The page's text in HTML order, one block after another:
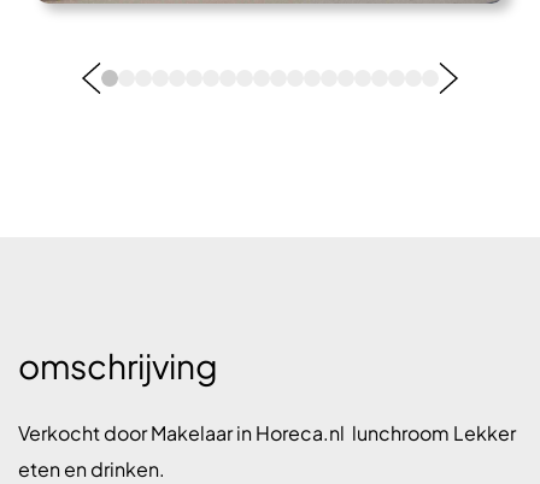
omschrijving
Verkocht door Makelaar in Horeca.nl lunchroom Lekker
eten en drinken.